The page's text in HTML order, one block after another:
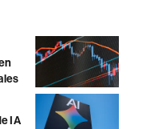
IA